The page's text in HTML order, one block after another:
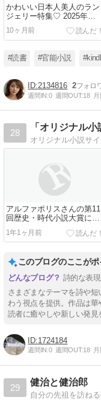
かわいい日本人美人のラン
ジェリー特集♡ 2025年最
新トレンドをチェック！
10ヶ月前
#読書 #官能小説
2134816 2
週間IN:0 週間OUT:18
28
アルファポリスさんの第11
回歴史・時代小説大賞にお
いて、拙作「...
1年1ヶ月前
このブログのここがポ
詩的な表
さまざまなテーマを詩や
わう視点を提供。作品は華
読者に癒やしや新しい発見
1724184
週間IN:0 週間OUT:18
29
健治と健治郎
自分の先祖を訪ね